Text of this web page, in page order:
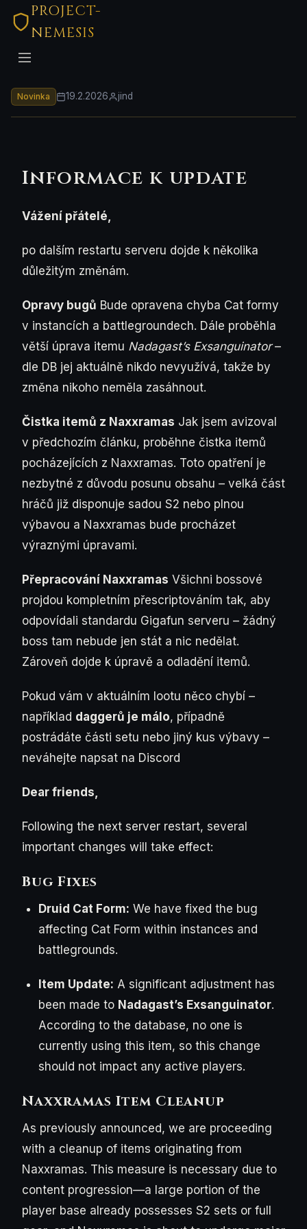
PROJECT-
NEMESIS
Novinka 19.2.2026 jind
Informace k update
Vážení přátelé,
po dalším restartu serveru dojde k několika
důležitým změnám.
Opravy bugů Bude opravena chyba Cat formy
v instancích a battlegroundech. Dále proběhla
větší úprava itemu Nadagast’s Exsanguinator–
dle DB jej aktuálně nikdo nevyužívá, takže by
změna nikoho neměla zasáhnout.
Čistka itemů z Naxxramas Jak jsem avizoval
v předchozím článku, proběhne čistka itemů
pocházejících z Naxxramas. Toto opatření je
nezbytné z důvodu posunu obsahu – velká část
hráčů již disponuje sadou S2 nebo plnou
výbavou a Naxxramas bude procházet
výraznými úpravami.
Přepracování Naxxramas Všichni bossové
projdou kompletním přescriptováním tak, aby
odpovídali standardu Gigafun serveru – žádný
boss tam nebude jen stát a nic nedělat.
Zároveň dojde k úpravě a odladění itemů.
Pokud vám v aktuálním lootu něco chybí –
například daggerů je málo, případně
postrádáte části setu nebo jiný kus výbavy –
neváhejte napsat na Discord
Dear friends,
Following the next server restart, several
important changes will take effect:
Bug Fixes
Druid Cat Form: We have fixed the bug
affecting Cat Form within instances and
battlegrounds.
Item Update: A significant adjustment has
been made to Nadagast’s Exsanguinator.
According to the database, no one is
currently using this item, so this change
should not impact any active players.
Naxxramas Item Cleanup
As previously announced, we are proceeding
with a cleanup of items originating from
Naxxramas. This measure is necessary due to
content progression—a large portion of the
player base already possesses S2 sets or full